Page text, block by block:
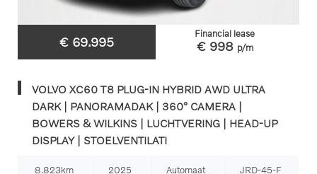
€ 69.995
Financial lease
€ 998 p/m
VOLVO XC60 T8 PLUG-IN HYBRID AWD ULTRA
DARK | PANORAMADAK | 360° CAMERA |
BOWERS & WILKINS | LUCHTVERING | HEAD-UP
DISPLAY | STOELVENTILATI
8.823km 2025 Automaat JRD-45-F